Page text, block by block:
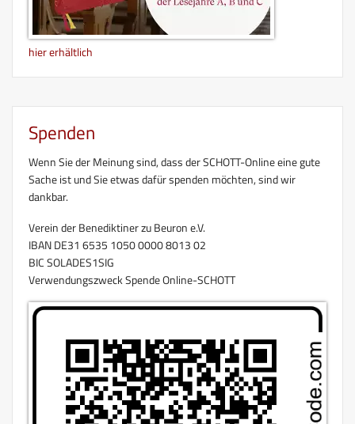
hier erhältlich
Spenden
Wenn Sie der Meinung sind, dass der SCHOTT-Online eine gute
Sache ist und Sie etwas dafür spenden möchten, sind wir
dankbar.
Verein der Benediktiner zu Beuron e.V.
IBAN DE31 6535 1050 0000 8013 02
BIC SOLADES1SIG
Verwendungszweck Spende Online-SCHOTT